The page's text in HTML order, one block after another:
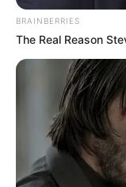
amigos y
En un
tristeza sobre el
petición a la
oración que los
BRAINBERRIES
The Real Reason